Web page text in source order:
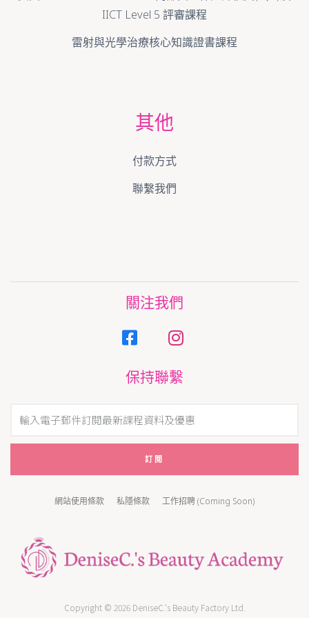
IICT Level 5 評審課程
雷射與光學治療核心知識證書課程
其他
付款方式
聯繫我們
關注我們
保持聯繫
訂閱
Copyright © 2026 DeniseC.'s Beauty Factory Ltd.
網站使用條款 私隱條款 工作招聘 (Coming Soon)